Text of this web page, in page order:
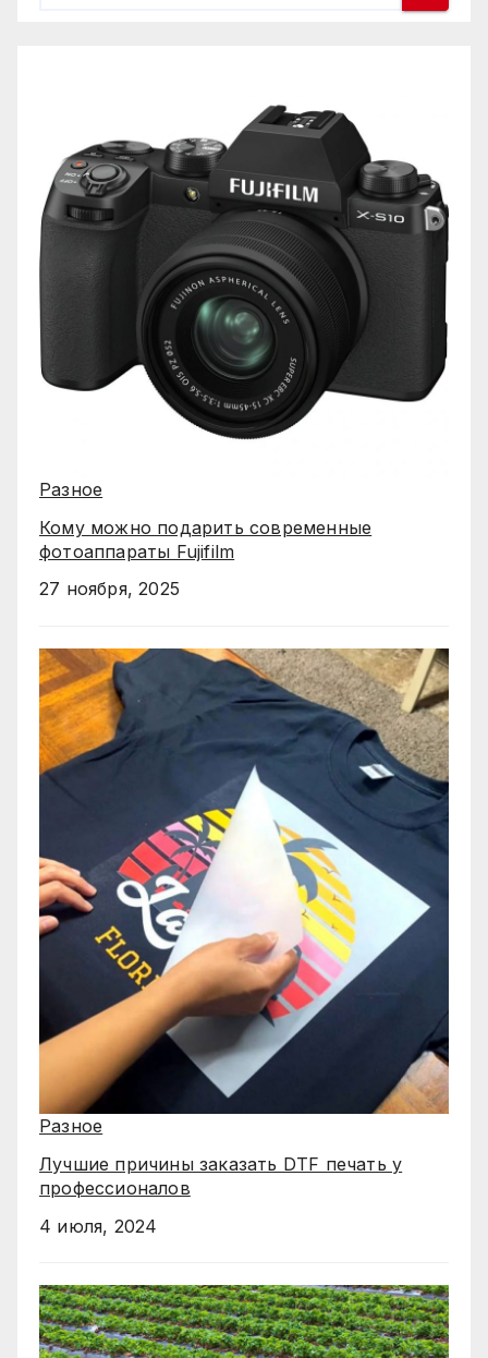
Разное
Кому можно подарить современные
фотоаппараты Fujifilm
27 ноября, 2025
Разное
Лучшие причины заказать DTF печать у
профессионалов
4 июля, 2024